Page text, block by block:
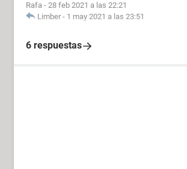
Rafa - 28 feb 2021 a las 22:21
Limber - 1 may 2021 a las 23:51
6 respuestas